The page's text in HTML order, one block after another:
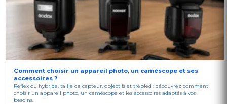
Comment choisir un appareil photo, un caméscope et ses
accessoires ?
Reflex ou hybride, taille de capteur, objectifs et trépied : découvrez comment
choisir un appareil photo, un caméscope et les accessoires adaptés à vos
besoins.